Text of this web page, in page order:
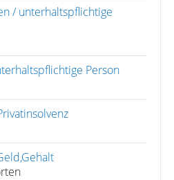
/ unterhaltspflichtige
Person